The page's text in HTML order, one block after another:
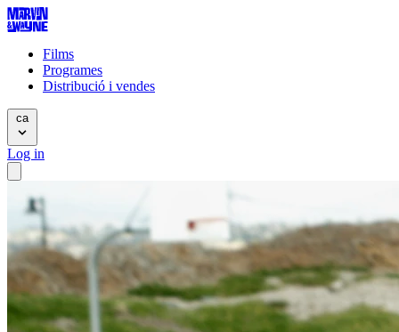
Films
Programes
Distribució i vendes
ca
Log in